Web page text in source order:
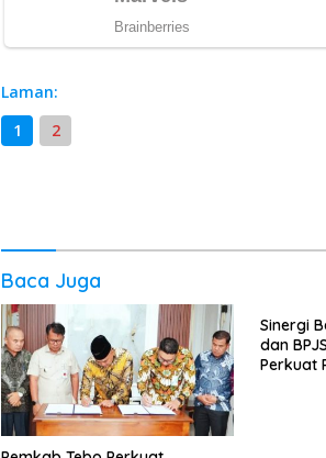
Laman:
1
2
Baca Juga
Sinergi
dan
Perkuat